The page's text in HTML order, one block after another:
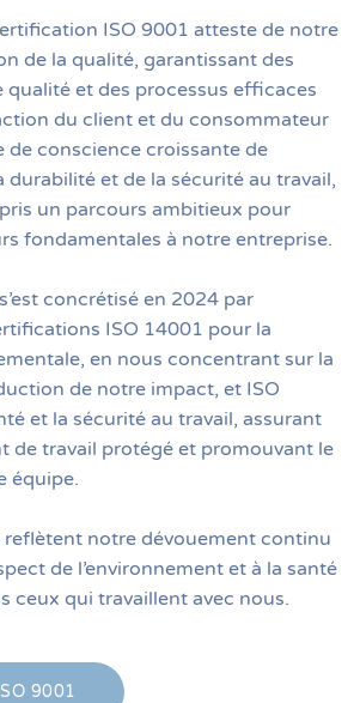
ISO 9001 atteste de notre
de la qualité, garantissant des
et des processus efficaces
du client et du consommateur
de conscience croissante de
durabilité et de la sécurité au travail,
un parcours ambitieux pour
fondamentales à notre entreprise.
concrétisé en 2024 par
ISO 14001 pour la
en nous concentrant sur la
de notre impact, et ISO
et la sécurité au travail, assurant
de travail protégé et promouvant le
équipe.
reflètent notre dévouement continu
de l’environnement et à la santé
ceux qui travaillent avec nous.
9001